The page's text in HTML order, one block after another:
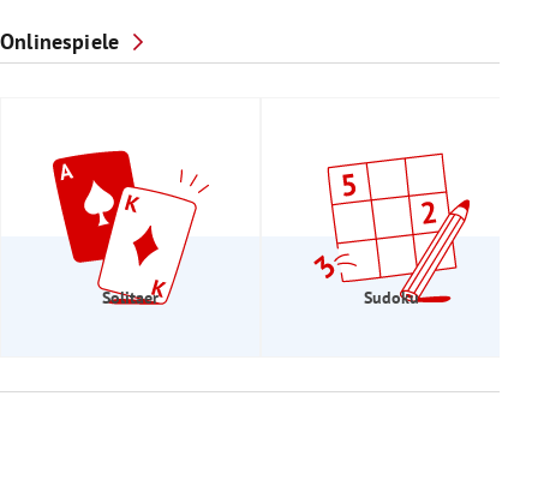
Onlinespiele
Solitaer Sudoku